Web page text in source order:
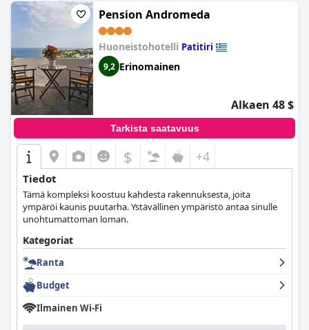
sijainnin, mukavuuden, ateriat, rantaan pääsyn ja kävelyretket
rentouttavaa lomaa varten.
Pension Andromeda
Huoneistohotelli Patitiri
9,2 Erinomainen
Alkaen 48 $
Tarkista saatavuus
$ +4
Tiedot
Tämä kompleksi koostuu kahdesta rakennuksesta, joita
ympäröi kaunis puutarha. Ystävällinen ympäristö antaa sinulle
unohtumattoman loman.
Kategoriat
Ranta
Budget
Ilmainen Wi-Fi